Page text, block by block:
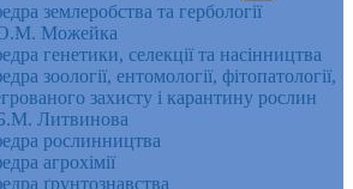
землеробства та гербології
Можейка
генетики, селекції та насінництва
зоології, ентомології, фітопатології,
захисту і карантину рослин
Литвинова
рослинництва
агрохімії
ґрунтознавства